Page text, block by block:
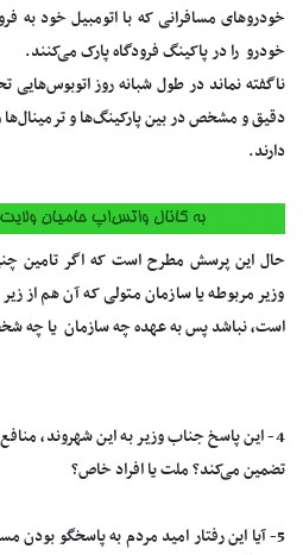
خودروهای مسافرانی که با اتومبیل خود به
خودرو را در پاکینگ فرودگاه پارک می‌کنند.
ناگفته نماند در طول شبانه روز اتوبوس‌هایی
دقیق و مشخص در بین پارکینگ‌ها و ترمینال‌ها
دارند.
حال این پرسش مطرح است که اگر تامین
وزیر مربوطه یا سازمان متولی که آن هم از
است، نباشد پس به عهده چه سازمان یا چه
4- این پاسخ جناب وزیر به این شهروند،
تضمین می‌کند؟ ملت یا افراد خاص؟
5- آیا این رفتار امید مردم به پاسخگو بودن